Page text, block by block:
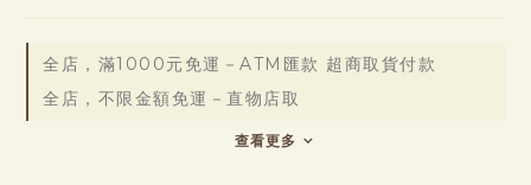
全店，滿1000元免運－ATM匯款 超商取貨付款
全店，不限金額免運－直物店取
查看更多